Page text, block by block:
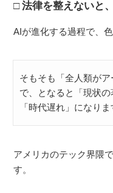
法律を整えないと
AIが進化する過程で、
そもそも「全人類が
で、となると「現状
「時代遅れ」になりま
アメリカのテック界隈
す。